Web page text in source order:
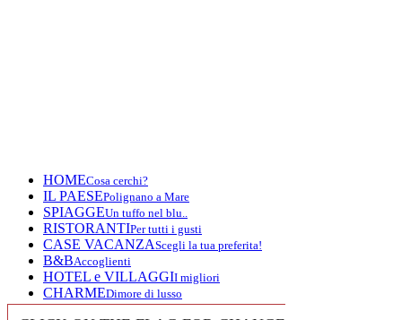
HOMECosa cerchi?
IL PAESEPolignano a Mare
SPIAGGEUn tuffo nel blu..
RISTORANTIPer tutti i gusti
CASE VACANZAScegli la tua preferita!
B&BAccoglienti
HOTEL e VILLAGGII migliori
CHARMEDimore di lusso